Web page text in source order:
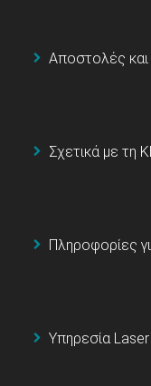
Αποστολές
Σχετικά με τη
Πληροφορίες
Υπηρεσία